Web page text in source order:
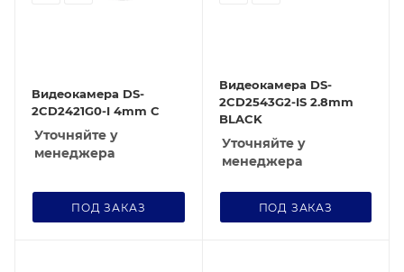
Видеокамера DS-
2CD2421G0-I 4mm C
Уточняйте у
менеджера
ПОД ЗАКАЗ
Видеокамера DS-
2CD2543G2-IS 2.8mm
BLACK
Уточняйте у
менеджера
ПОД ЗАКАЗ